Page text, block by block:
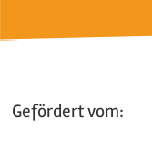
Gefördert vom: